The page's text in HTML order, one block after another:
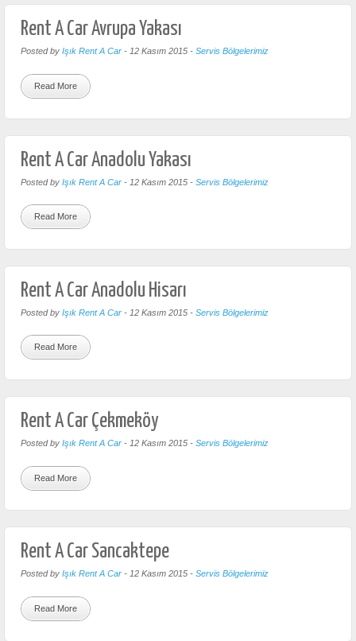
Rent A Car Avrupa Yakası
Posted by Işık Rent A Car - 12 Kasım 2015 - Servis Bölgelerimiz
Read More
Rent A Car Anadolu Yakası
Posted by Işık Rent A Car - 12 Kasım 2015 - Servis Bölgelerimiz
Read More
Rent A Car Anadolu Hisarı
Posted by Işık Rent A Car - 12 Kasım 2015 - Servis Bölgelerimiz
Read More
Rent A Car Çekmeköy
Posted by Işık Rent A Car - 12 Kasım 2015 - Servis Bölgelerimiz
Read More
Rent A Car Sancaktepe
Posted by Işık Rent A Car - 12 Kasım 2015 - Servis Bölgelerimiz
Read More